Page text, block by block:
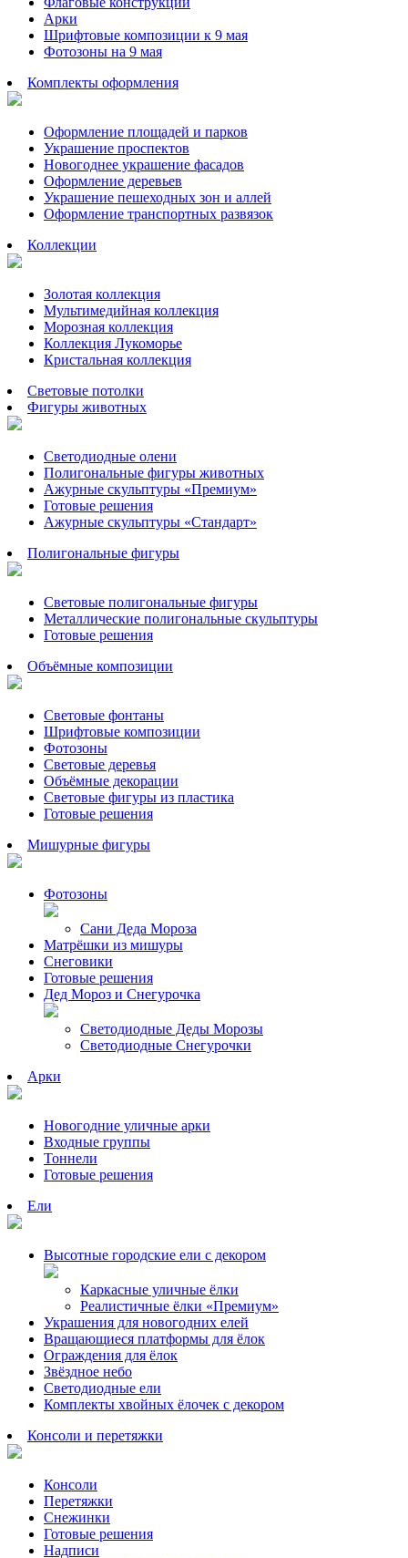
Арки
Шрифтовые композиции к 9 мая
Фотозоны на 9 мая
Комплекты оформления
Оформление площадей и парков
Украшение проспектов
Новогоднее украшение фасадов
Оформление деревьев
Украшение пешеходных зон и аллей
Оформление транспортных развязок
Коллекции
Золотая коллекция
Мультимедийная коллекция
Морозная коллекция
Коллекция Лукоморье
Кристальная коллекция
Световые потолки
Фигуры животных
Светодиодные олени
Полигональные фигуры животных
Ажурные скульптуры «Премиум»
Готовые решения
Ажурные скульптуры «Стандарт»
Полигональные фигуры
Световые полигональные фигуры
Металлические полигональные скульптуры
Готовые решения
Объёмные композиции
Световые фонтаны
Шрифтовые композиции
Фотозоны
Световые деревья
Объёмные декорации
Световые фигуры из пластика
Готовые решения
Мишурные фигуры
Фотозоны
Сани Деда Мороза
Матрёшки из мишуры
Снеговики
Готовые решения
Дед Мороз и Снегурочка
Светодиодные Деды Морозы
Светодиодные Снегурочки
Арки
Новогодние уличные арки
Входные группы
Тоннели
Готовые решения
Ели
Высотные городские ели с декором
Каркасные уличные ёлки
Реалистичные ёлки «Премиум»
Украшения для новогодних елей
Вращающиеся платформы для ёлок
Ограждения для ёлок
Звёздное небо
Светодиодные ели
Комплекты хвойных ёлочек с декором
Консоли и перетяжки
Консоли
Перетяжки
Снежинки
Готовые решения
Надписи